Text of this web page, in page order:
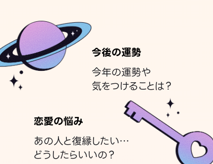
今後の運勢
今年の運勢や
気をつけることは？
恋愛の悩み
あの人と復縁したい…
どうしたらいいの？